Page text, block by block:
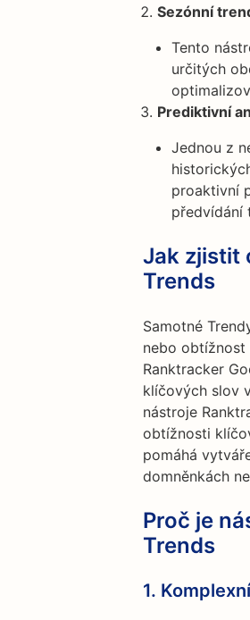
Sezónní
Tento
určitých
Prediktivní
Jednou z
proaktivní
předvídání
Jak zjistit
Trends
Samotné
nebo
Ranktracker
klíčových slov
nástroje
obtížnosti
pomáhá
domněnkách
Proč je
Trends
1.